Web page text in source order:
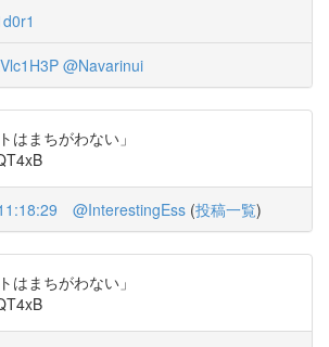
@Navarinui
はまちがわない」
@InterestingEss (投稿一覧)
はまちがわない」